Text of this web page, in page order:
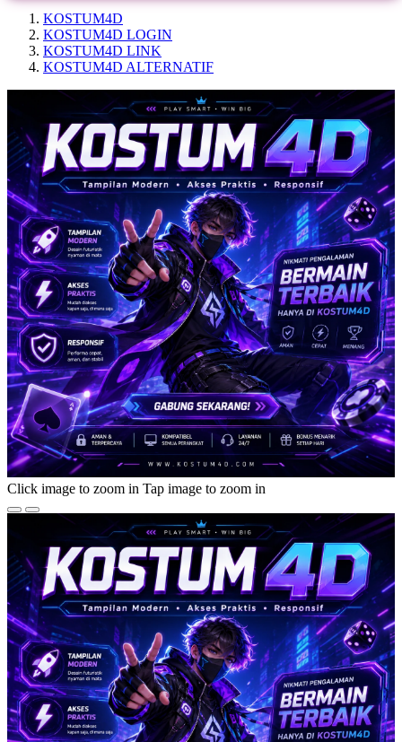
KOSTUM4D
KOSTUM4D LOGIN
KOSTUM4D LINK
KOSTUM4D ALTERNATIF
Click image to zoom in Tap image to zoom in